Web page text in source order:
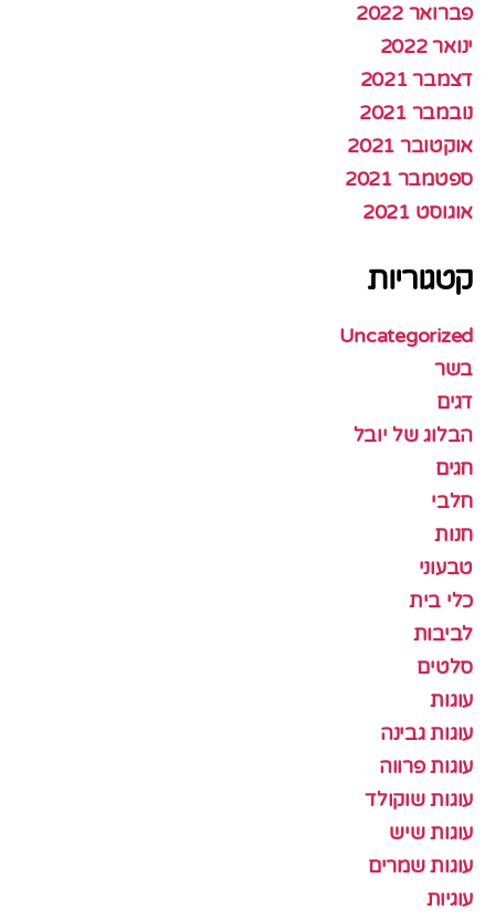
פברואר 2022
ינואר 2022
דצמבר 2021
נובמבר 2021
אוקטובר 2021
ספטמבר 2021
אוגוסט 2021
קטגוריות
Uncategorized
בשר
דגים
הבלוג של יובל
חגים
חלבי
חנות
טבעוני
כלי בית
לביבות
סלטים
עוגות
עוגות גבינה
עוגות פרווה
עוגות שוקולד
עוגות שיש
עוגות שמרים
עוגיות